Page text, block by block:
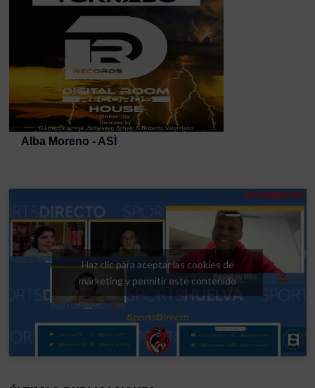
Haz clic para aceptar las cookies de
márketing y permitir este contenido